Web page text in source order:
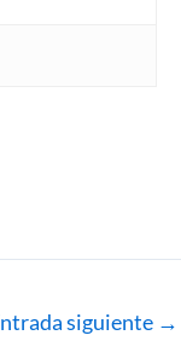
siguiente →